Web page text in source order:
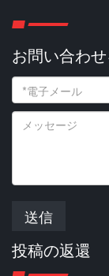
お問い合わ
送信
投稿の返還